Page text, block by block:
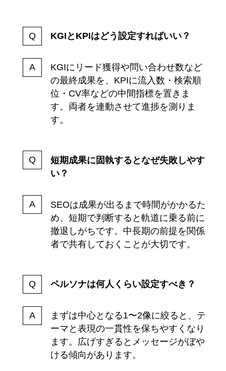
KGIとKPIはどう設定すればいい？
KGIにリード獲得や問い合わせ数など
の最終成果を、KPIに流入数・検索順
位・CV率などの中間指標を置きま
す。両者を連動させて進捗を測りま
す。
短期成果に固執するとなぜ失敗しやす
い？
SEOは成果が出るまで時間がかかるた
め、短期で判断すると軌道に乗る前に
撤退しがちです。中長期の前提を関係
者で共有しておくことが大切です。
ペルソナは何人くらい設定すべき？
まずは中心となる1〜2像に絞ると、テ
ーマと表現の一貫性を保ちやすくなり
ます。広げすぎるとメッセージがぼや
ける傾向があります。